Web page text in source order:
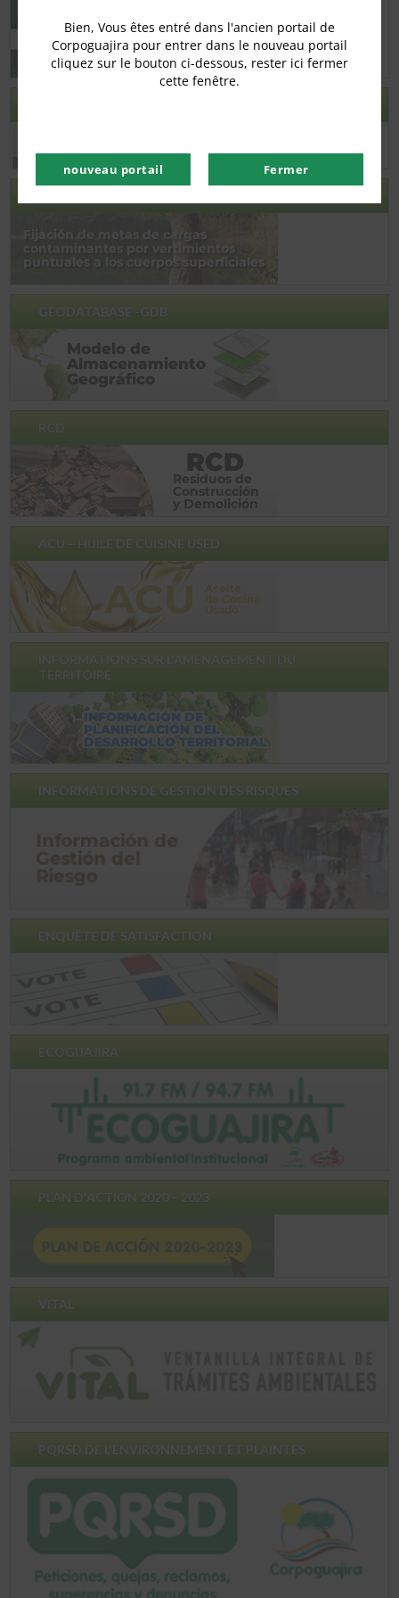
GÉODATABASE -GDB
RCD
ACU – HUILE DE CUISINE USED
TERRITOIRE
INFORMATIONS DE GESTION DES RISQUES
ENQUÊTE DE SATISFACTION
ECOGUAJIRA
PLAN D'ACTION 2020 – 2023
VITAL
PQRSD DE L'ENVIRONNEMENT ET PLAINTES
Bien, Vous êtes entré dans l'ancien portail de
Corpoguajira pour entrer dans le nouveau portail
cliquez sur le bouton ci-dessous, rester ici fermer
cette fenêtre.
nouveau portail Fermer